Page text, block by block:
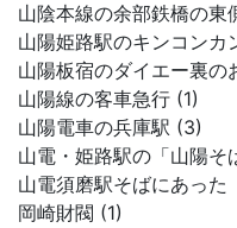
山陰本線の余部鉄橋の東
山陽姫路駅のキンコンカ
山陽板宿のダイエー裏
山陽線の客車急行 (1)
山陽電車の兵庫駅 (3)
山電・姫路駅の「山陽そ
山電須磨駅そばにあった
岡崎財閥 (1)